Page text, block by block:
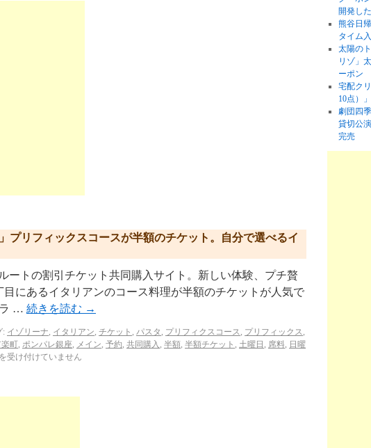
プリフィックスコースが半額のチケット。自分で選べるイ
ートの割引チケット共同購入サイト。新しい体験、プチ贅
にあるイタリアンのコース料理が半額のチケットが人気で
… 続きを読む →
: イゾリーナ, イタリアン, チケット , パスタ , プリフィクスコース, プリフィックス,
町, ポンパレ銀座, メイン, 予約, 共同購入 , 半額, 半額チケット , 土曜日 , 席料, 日曜
受け付けていません
開発し
熊谷日
タイム
太陽の
リゾ」
ーポン
宅配ク
10点）
劇団四
貸切公
完売